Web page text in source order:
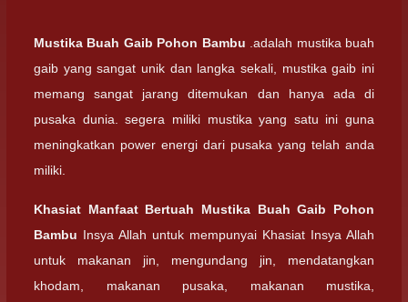
Mustika Buah Gaib Pohon Bambu .adalah mustika buah
gaib yang sangat unik dan langka sekali, mustika gaib ini
memang sangat jarang ditemukan dan hanya ada di
pusaka dunia. segera miliki mustika yang satu ini guna
meningkatkan power energi dari pusaka yang telah anda
miliki.
Khasiat Manfaat Bertuah Mustika Buah Gaib Pohon
Bambu Insya Allah untuk mempunyai Khasiat Insya Allah
untuk makanan jin, mengundang jin, mendatangkan
khodam, makanan pusaka, makanan mustika,